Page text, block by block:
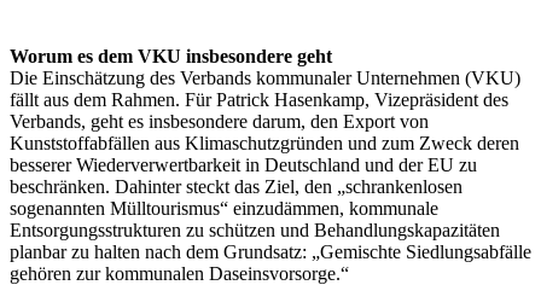
Worum es dem VKU insbesondere geht
Die Einschätzung des Verbands kommunaler Unternehmen (VKU)
fällt aus dem Rahmen. Für Patrick Hasenkamp, Vizepräsident des
Verbands, geht es insbesondere darum, den Export von
Kunststoffabfällen aus Klimaschutzgründen und zum Zweck deren
besserer Wiederverwertbarkeit in Deutschland und der EU zu
beschränken. Dahinter steckt das Ziel, den „schrankenlosen
sogenannten Mülltourismus“ einzudämmen, kommunale
Entsorgungsstrukturen zu schützen und Behandlungskapazitäten
planbar zu halten nach dem Grundsatz: „Gemischte Siedlungsabfälle
gehören zur kommunalen Daseinsvorsorge.“